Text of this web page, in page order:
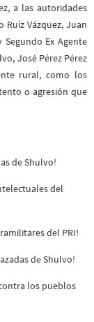
a las autoridades
Ruíz Vázquez, Juan
Segundo Ex Agente
José Pérez Pérez
rural, como los
o agresión que
de Shulvo!
del
del PRI!
de Shulvo!
los pueblos